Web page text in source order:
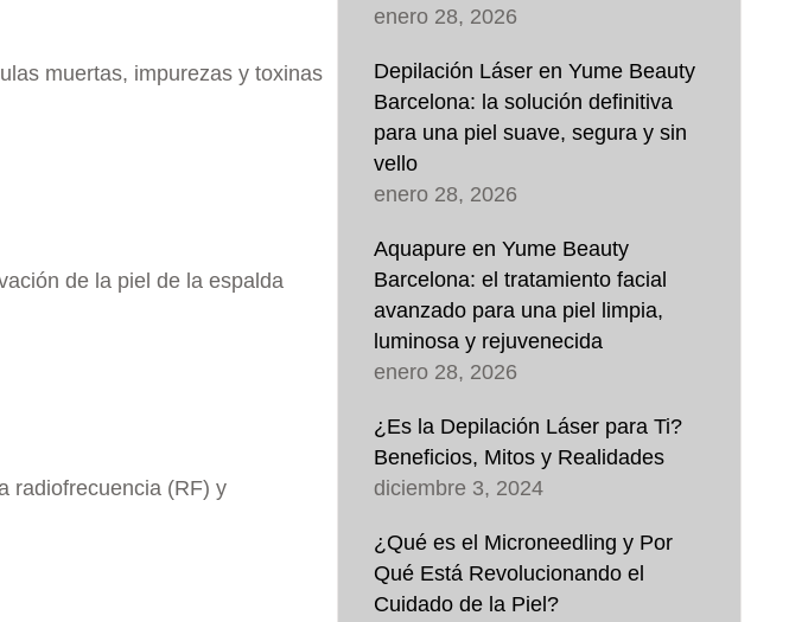
muertas, impurezas y toxinas
de la piel de la espalda
radiofrecuencia (RF) y
enero 28, 2026
Depilación Láser en Yume Beauty
Barcelona: la solución definitiva
para una piel suave, segura y sin
vello
enero 28, 2026
Aquapure en Yume Beauty
Barcelona: el tratamiento facial
avanzado para una piel limpia,
luminosa y rejuvenecida
enero 28, 2026
¿Es la Depilación Láser para Ti?
Beneficios, Mitos y Realidades
diciembre 3, 2024
¿Qué es el Microneedling y Por
Qué Está Revolucionando el
Cuidado de la Piel?